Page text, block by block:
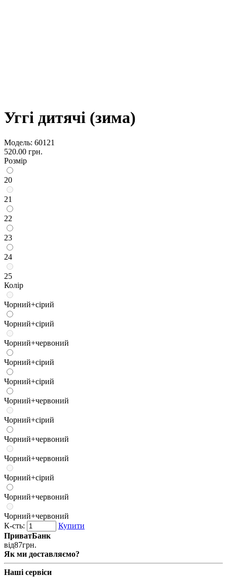
Уггі дитячі (зима)
Модель: 60121
520.00 грн.
Розмір
20
21
22
23
24
25
Колір
Чорний+сірий
Чорний+сірий
Чорний+червоний
Чорний+сірий
Чорний+сірий
Чорний+червоний
Чорний+сірий
Чорний+червоний
Чорний+червоний
Чорний+сірий
Чорний+червоний
Чорний+червоний
К-сть:
Купити
ПриватБанк
від87грн.
Як ми доставляємо?
Наші сервіси